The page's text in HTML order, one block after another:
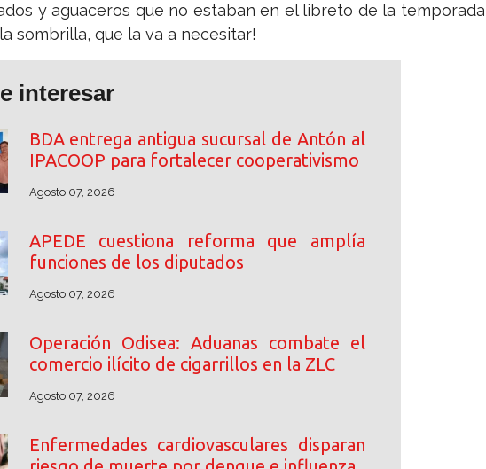
y aguaceros que no estaban en el libreto de la temporada
sombrilla, que la va a necesitar!
interesar
BDA entrega antigua sucursal de Antón al
IPACOOP para fortalecer cooperativismo
Agosto 07, 2026
APEDE cuestiona reforma que amplía
funciones de los diputados
Agosto 07, 2026
Operación Odisea: Aduanas combate el
comercio ilícito de cigarrillos en la ZLC
Agosto 07, 2026
Enfermedades cardiovasculares disparan